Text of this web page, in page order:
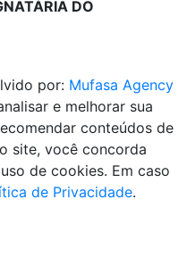
DO
por: Mufasa Agency
e melhorar sua
conteúdos de
site, você concorda
de cookies. Em caso
de Privacidade.